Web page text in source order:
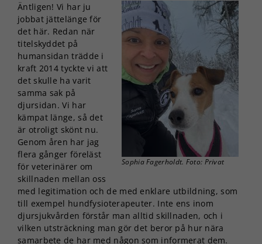
Sophia Fagerholdt. Foto: Privat
Äntligen! Vi har ju
jobbat jättelänge för
det här. Redan när
titelskyddet på
humansidan trädde i
kraft 2014 tyckte vi att
det skulle ha varit
samma sak på
djursidan. Vi har
kämpat länge, så det
är otroligt skönt nu.
Genom åren har jag
flera gånger föreläst
för veterinärer om
skillnaden mellan oss
med legitimation och de med enklare utbildning, som
till exempel hundfysioterapeuter. Inte ens inom
djursjukvården förstår man alltid skillnaden, och i
vilken utsträckning man gör det beror på hur nära
samarbete de har med någon som informerat dem.